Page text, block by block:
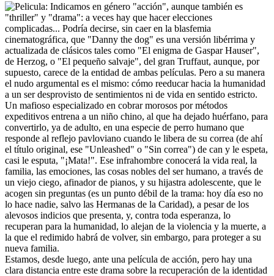
Indicamos en género "acción", aunque también es
"thriller" y "drama": a veces hay que hacer elecciones
complicadas... Podría decirse, sin caer en la blasfemia
cinematográfica, que "Danny the dog" es una versión libérrima y
actualizada de clásicos tales como "El enigma de Gaspar Hauser",
de Herzog, o "El pequeño salvaje", del gran Truffaut, aunque, por
supuesto, carece de la entidad de ambas películas. Pero a su manera
el nudo argumental es el mismo: cómo reeducar hacia la humanidad
a un ser desprovisto de sentimientos ni de vida en sentido estricto.
Un mafioso especializado en cobrar morosos por métodos
expeditivos entrena a un niño chino, al que ha dejado huérfano, para
convertirlo, ya de adulto, en una especie de perro humano que
responde al reflejo pavloviano cuando le libera de su correa (de ahí
el título original, ese "Unleashed" o "Sin correa") de can y le espeta,
casi le esputa, "¡Mata!". Ese infrahombre conocerá la vida real, la
familia, las emociones, las cosas nobles del ser humano, a través de
un viejo ciego, afinador de pianos, y su hijastra adolescente, que le
acogen sin preguntas (es un punto débil de la trama: hoy día eso no
lo hace nadie, salvo las Hermanas de la Caridad), a pesar de los
alevosos indicios que presenta, y, contra toda esperanza, lo
recuperan para la humanidad, lo alejan de la violencia y la muerte, a
la que el redimido habrá de volver, sin embargo, para proteger a su
nueva familia.
Estamos, desde luego, ante una película de acción, pero hay una
clara distancia entre este drama sobre la recuperación de la identidad